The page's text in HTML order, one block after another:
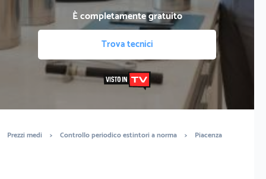
È completamente gratuito
Trova tecnici
Prezzi medi > Controllo periodico estintori a norma > Piacenza